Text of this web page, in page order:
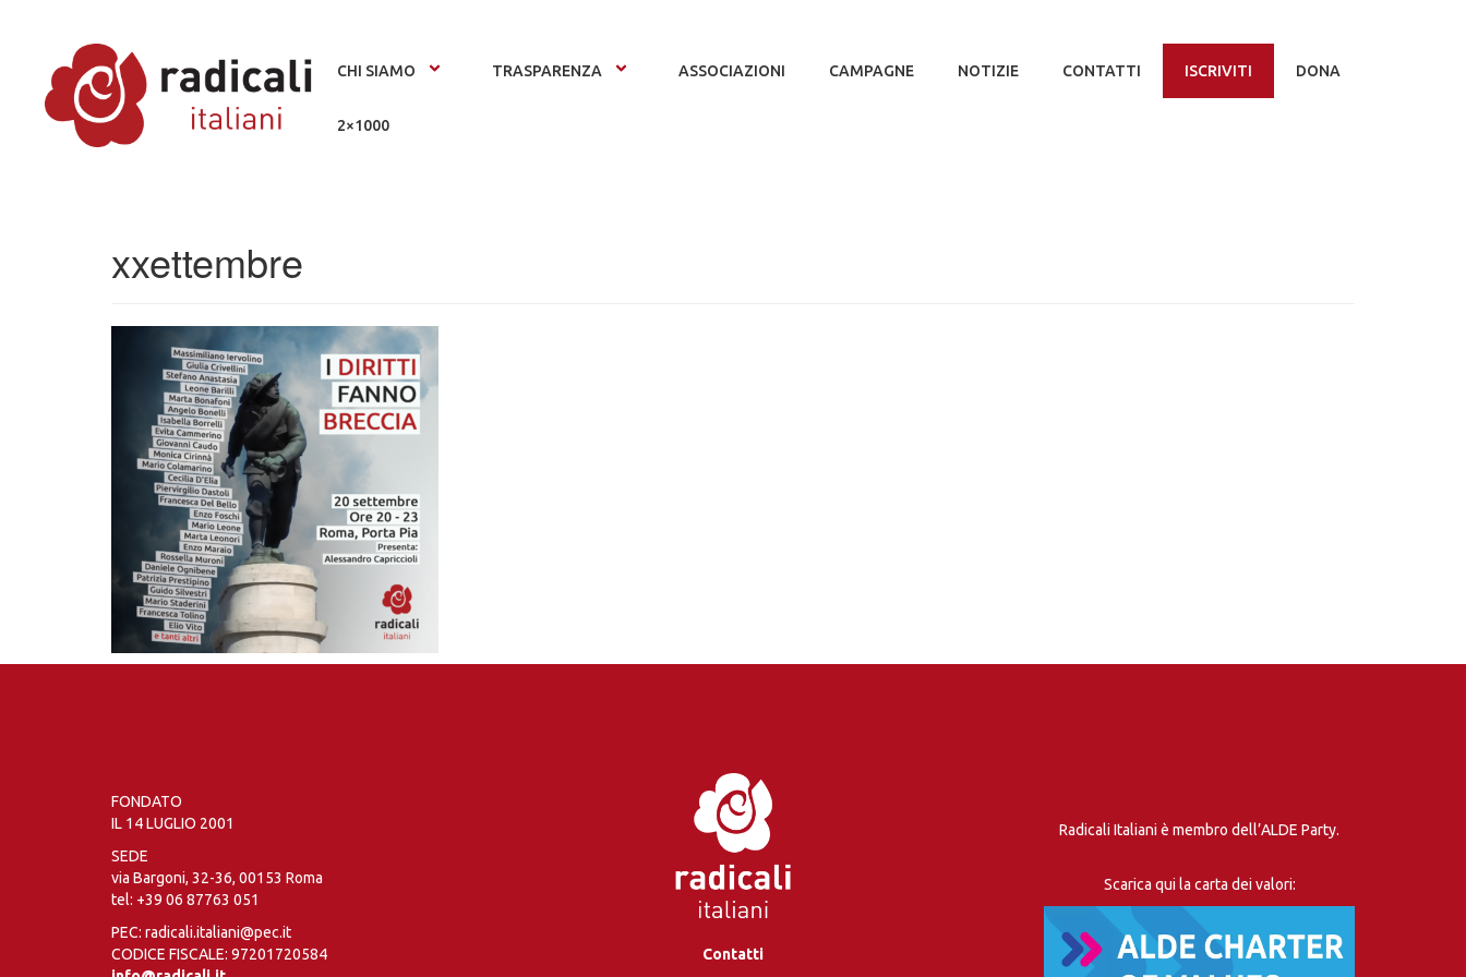
CHI SIAMO TRASPARENZA ASSOCIAZIONI CAMPAGNE NOTIZIE CONTATTI ISCRIVITI DONA
2×1000
xxettembre
FONDATO
IL 14 LUGLIO 2001
SEDE
via Bargoni, 32-36, 00153 Roma
tel: +39 06 87763 051
PEC: radicali.italiani@pec.it
CODICE FISCALE: 97201720584
Contatti
Radicali Italiani è membro dell’ALDE Party.
Scarica qui la carta dei valori: